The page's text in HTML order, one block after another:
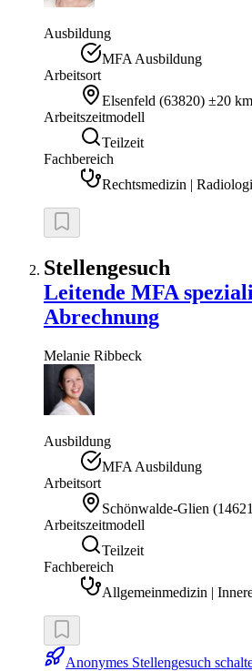
Ausbildung
MFA Ausbildung
Arbeitsort
Elsenfeld (63820) ±20 km
Arbeitszeitmodell
Teilzeit
Fachbereich
Rechtsmedizin |
Stellengesuch
Leitende MFA
Abrechnung
Melanie Ribbeck
Ausbildung
MFA Ausbildung
Arbeitsort
Schönwalde-Glien (14621
Arbeitszeitmodell
Teilzeit
Fachbereich
Allgemeinmedizin |
Anonymes Stellengesuch